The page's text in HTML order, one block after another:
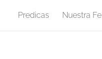
Predicas Nuestra Fe